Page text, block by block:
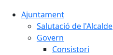
Ajuntament
Salutació de l'Alcalde
Govern
Consistori